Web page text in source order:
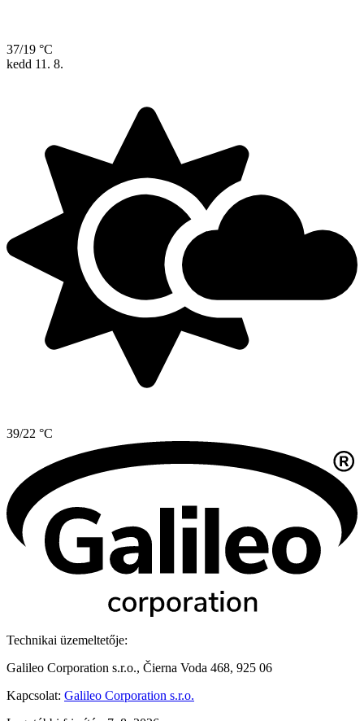
37/19 °C
kedd 11. 8.
39/22 °C
Technikai üzemeltetője:
Galileo Corporation s.r.o., Čierna Voda 468, 925 06
Kapcsolat: Galileo Corporation s.r.o.